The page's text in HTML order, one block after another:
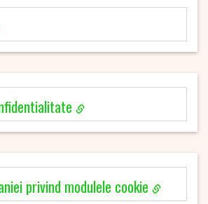
privind modulele cookie